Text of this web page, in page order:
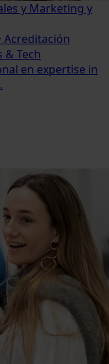
y Marketing y
Acreditación
& Tech
en expertise in